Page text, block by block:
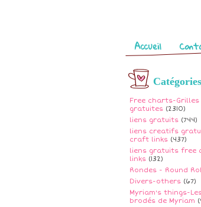
Pages
Accueil
Catégories
Free charts-Grilles
gratuites (2310)
liens gratuits (744)
liens creatifs
craft links (437)
liens gratuits free
links (132)
Rondes - Round
Divers-others (67)
Myriam's things-
brodés de Myriam